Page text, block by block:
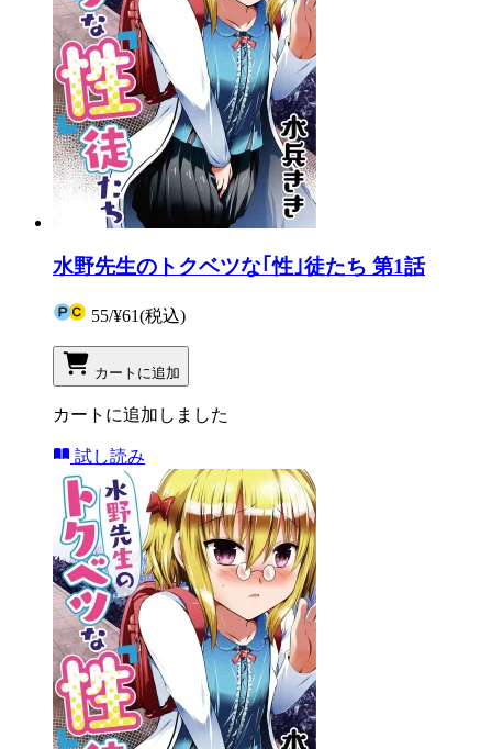
水野先生のトクベツな｢性｣徒たち 第1話
55/¥61(税込)
カートに追加
カートに追加しました
試し読み